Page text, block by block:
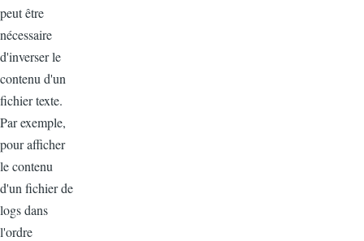
peut être
nécessaire
d'inverser le
contenu d'un
fichier texte.
Par exemple,
pour afficher
le contenu
d'un fichier de
logs dans
l'ordre